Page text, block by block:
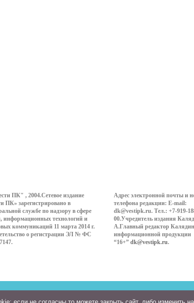
ПК" , 2004.Сетевое издание
ПК» зарегистрировано в
службе по надзору в сфере
информационных технологий и
коммуникаций 11 марта 2014 г.
о регистрации ЭЛ № ФС
Адрес электронной почты и
телефона редакции: E-mail:
dk@vestipk.ru. Тел.: +7-919-
00.Учредитель издания
А.Главный редактор
информационной продукции
“16+” dk@vestipk.ru.